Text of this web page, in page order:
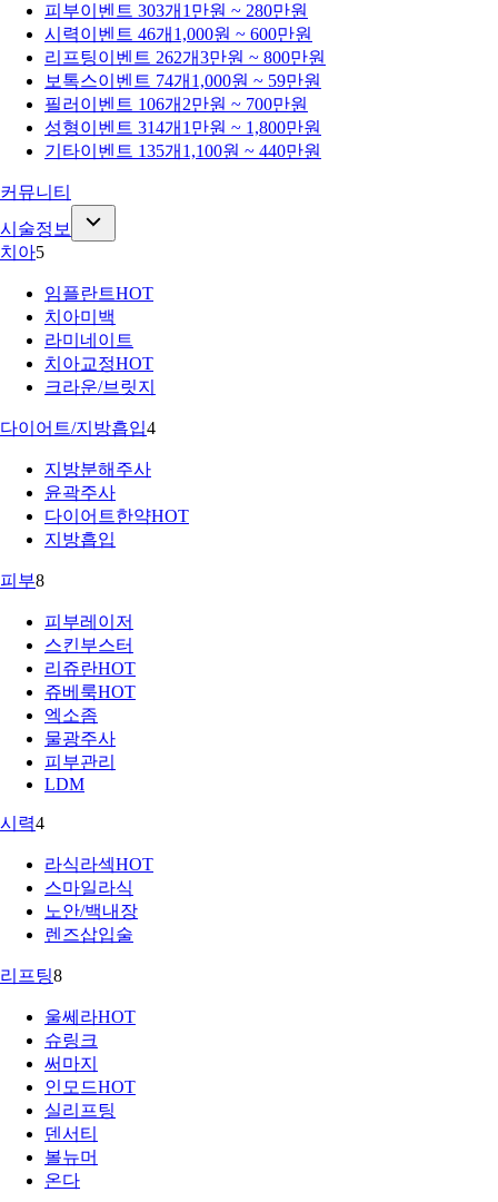
피부이벤트 303개 1만원 ~ 280만원
시력이벤트 46개 1,000원 ~ 600만원
리프팅이벤트 262개3만원 ~ 800만원
보톡스이벤트 74개 1,000원 ~ 59만원
필러 이벤트 106개 2만원 ~ 700만원
성형이벤트 314개 1만원 ~ 1,800만원
기타이벤트 135개 1,100원 ~ 440만원
커뮤니티
시술정보
치아5
임플란트HOT
치아미백
라미네이트
치아교정HOT
크라운/브릿지
다이어트/지방흡입4
지방분해주사
윤곽주사
다이어트한약HOT
지방흡입
피부8
피부레이저
스킨부스터
리쥬란HOT
쥬베룩HOT
엑소좀
물광주사
피부관리
LDM
시력4
라식라섹HOT
스마일라식
노안/백내장
렌즈삽입술
리프팅8
울쎄라HOT
슈링크
써마지
인모드HOT
실리프팅
덴서티
볼뉴머
온다